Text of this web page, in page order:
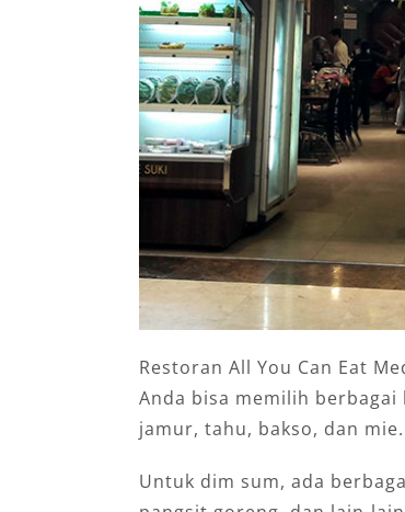
Restoran All You Can Eat
Anda bisa memilih
jamur, tahu, bakso, dan mie.
Untuk dim sum, ada